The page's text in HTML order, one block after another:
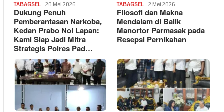
TABAGSEL 20 Mei 2026
Dukung Penuh
Pemberantasan Narkoba,
Kedan Prabo Nol Lapan:
Kami Siap Jadi Mitra
Strategis Polres Pad…
TABAGSEL 2 Mei 2026
Filosofi dan Makna
Mendalam di Balik
Manortor Parmasak pada
Resepsi Pernikahan